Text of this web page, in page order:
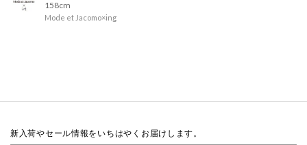
158cm
Mode et Jacomo×ing
新入荷やセール情報をいちはやくお届けします。